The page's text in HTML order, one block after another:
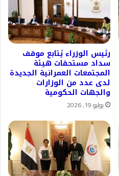
رئيس الوزراء يُتابع موقف
سداد مستحقات هيئة
المجتمعات العمرانية الجديدة
لدى عدد من الوزارات
والجهات الحكومية
يوليو 19, 2026